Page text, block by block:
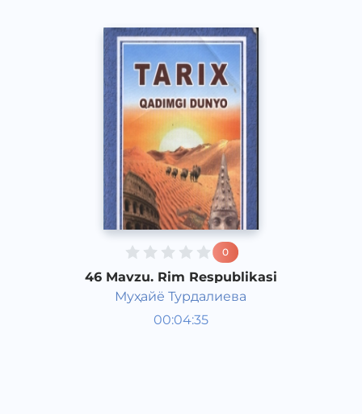
0
46 Mavzu. Rim Respublikasi
Муҳайё Турдалиева
00:04:35
Qadimgi dunyo tarixi 6 sinf